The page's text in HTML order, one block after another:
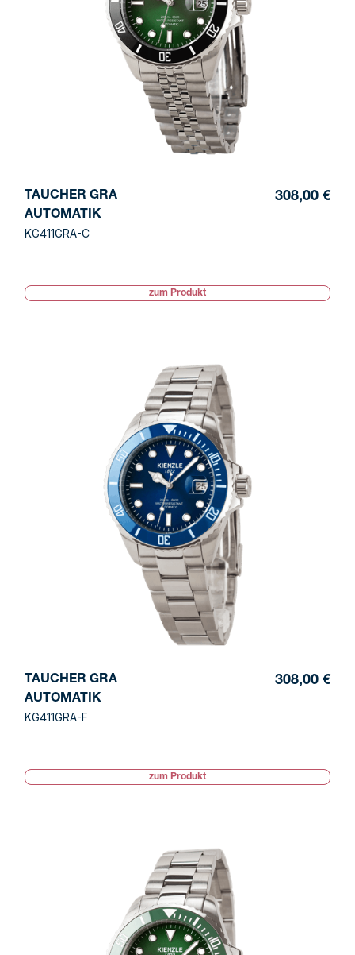
TAUCHER GRA
AUTOMATIK
KG411GRA-C
308,00 €
zum Produkt
TAUCHER GRA
AUTOMATIK
KG411GRA-F
308,00 €
zum Produkt